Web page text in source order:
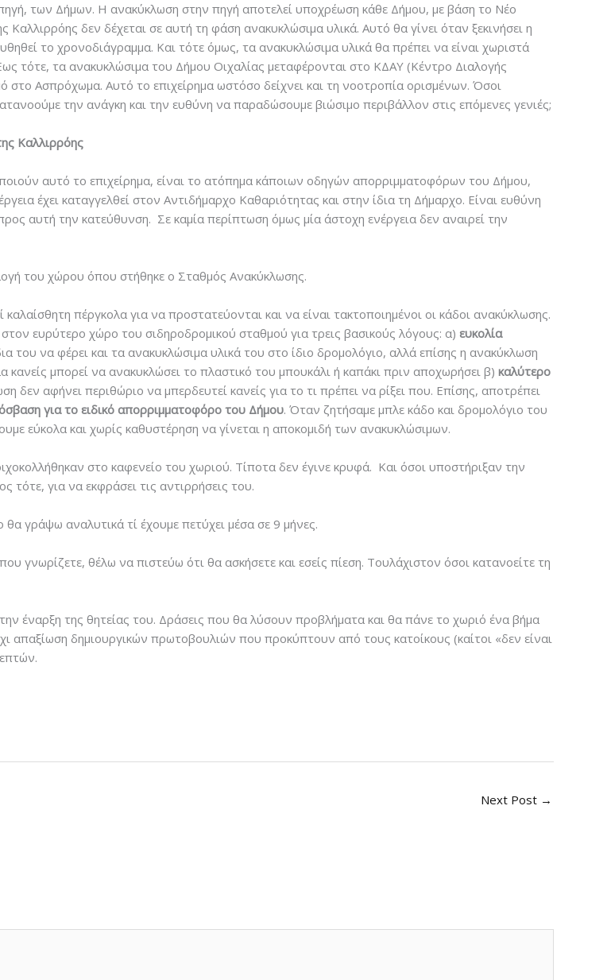
των Δήμων. Η ανακύκλωση στην πηγή αποτελεί υποχρέωση κάθε Δήμου, με βάση το Νέο
δεν δέχεται σε αυτή τη φάση ανακυκλώσιμα υλικά. Αυτό θα γίνει όταν ξεκινήσει η
το χρονοδιάγραμμα. Και τότε όμως, τα ανακυκλώσιμα υλικά θα πρέπει να είναι χωριστά
τότε, τα ανακυκλώσιμα του Δήμου Οιχαλίας μεταφέρονται στο ΚΔΑΥ (Κέντρο Διαλογής
Ασπρόχωμα. Αυτό το επιχείρημα ωστόσο δείχνει και τη νοοτροπία ορισμένων. Όσοι
την ανάγκη και την ευθύνη να παραδώσουμε βιώσιμο περιβάλλον στις επόμενες γενιές;
Καλλιρρόης
αυτό το επιχείρημα, είναι το ατόπημα κάποιων οδηγών απορριμματοφόρων του Δήμου,
έχει καταγγελθεί στον Αντιδήμαρχο Καθαριότητας και στην ίδια τη Δήμαρχο. Είναι ευθύνη
αυτή την κατεύθυνση. Σε καμία περίπτωση όμως μία άστοχη ενέργεια δεν αναιρεί την
του χώρου όπου στήθηκε ο Σταθμός Ανακύκλωσης.
πέργκολα για να προστατεύονται και να είναι τακτοποιημένοι οι κάδοι ανακύκλωσης.
ευρύτερο χώρο του σιδηροδρομικού σταθμού για τρεις βασικούς λόγους: α) ευκολία
του να φέρει και τα ανακυκλώσιμα υλικά του στο ίδιο δρομολόγιο, αλλά επίσης η ανακύκλωση
μπορεί να ανακυκλώσει το πλαστικό του μπουκάλι ή καπάκι πριν αποχωρήσει β) καλύτερο
δεν αφήνει περιθώριο να μπερδευτεί κανείς για το τι πρέπει να ρίξει που. Επίσης, αποτρέπει
για το ειδικό απορριμματοφόρο του Δήμου. Όταν ζητήσαμε μπλε κάδο και δρομολόγιο του
εύκολα και χωρίς καθυστέρηση να γίνεται η αποκομιδή των ανακυκλώσιμων.
στο καφενείο του χωριού. Τίποτα δεν έγινε κρυφά. Και όσοι υποστήριξαν την
για να εκφράσει τις αντιρρήσεις του.
γράψω αναλυτικά τί έχουμε πετύχει μέσα σε 9 μήνες.
θέλω να πιστεύω ότι θα ασκήσετε και εσείς πίεση. Τουλάχιστον όσοι κατανοείτε τη
έναρξη της θητείας του. Δράσεις που θα λύσουν προβλήματα και θα πάνε το χωριό ένα βήμα
απαξίωση δημιουργικών πρωτοβουλιών που προκύπτουν από τους κατοίκους (καίτοι «δεν είναι
Next Post →